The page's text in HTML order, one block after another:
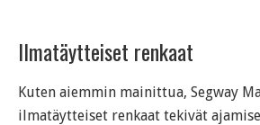
Ilmatäytteiset renkaat
Kuten aiemmin mainittua, Segway
ilmatäytteiset renkaat tekivät